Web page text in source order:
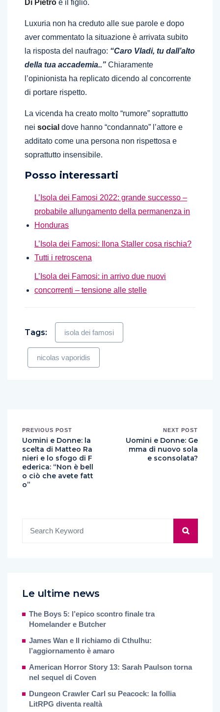
Di Pietro e il figlio.
Luxuria non ha creduto alle sue parole e dopo
aver commentato la situazione è arrivata subito
la risposta del naufrago: “Caro Vladi, tu dall’alto
della tua accademia..” Chiaramente
l’opinionista ha replicato dicendo al concorrente
di portare rispetto.
La vicenda ha creato molto “rumore” soprattutto
nei social dove hanno “condannato” l’attore e
additato come una persona non rispettosa e
soprattutto insensibile.
Posso interessarti
L’Isola dei Famosi 2022: grande successo –
probabile allungamento della permanenza in
Honduras
L’Isola dei Famosi: Ilona Staller cosa rischia?
Tutti i retroscena
L’Isola dei Famosi: in arrivo due nuovi
concorrenti – tensione alle stelle
Tags: isola dei famosi
nicolas vaporidis
PREVIOUS POST
Uomini e Donne: la
scelta di Matteo Ra
nieri e lo sfogo di F
ederica: “Non è bell
o ciò che avete fatt
o”
NEXT POST
Uomini e Donne: Ge
mma di nuovo sola
e sconsolata?
Le ultime news
The Boys 5: l’epico scontro finale tra
Homelander e Butcher
James Wan e Il richiamo di Cthulhu:
l’aggiornamento è amaro
American Horror Story 13: Sarah Paulson torna
nel sequel di Coven
Dungeon Crawler Carl su Peacock: la follia
LitRPG diventa realtà